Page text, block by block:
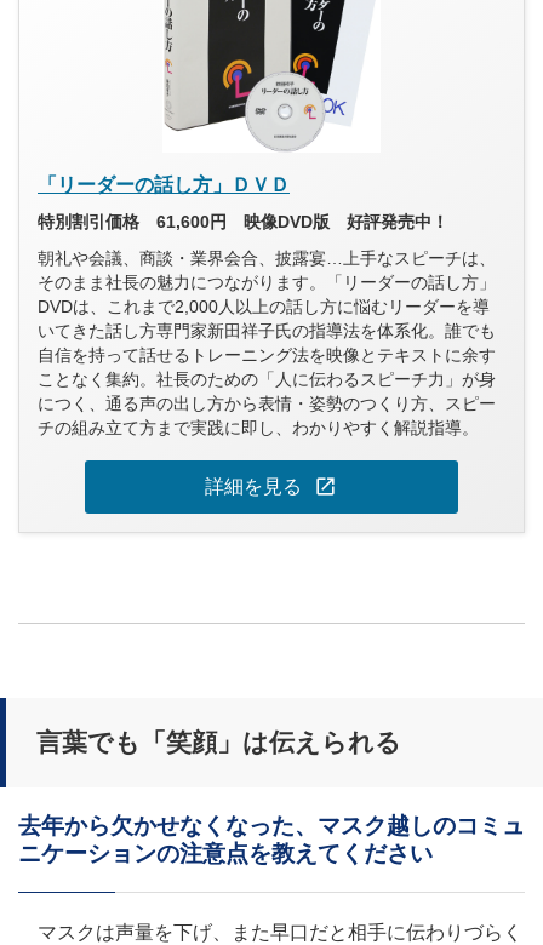
「リーダーの話し方」ＤＶＤ
特別割引価格 61,600円 映像DVD版 好評発売中！
朝礼や会議、商談・業界会合、披露宴…上手なスピーチは、
そのまま社長の魅力につながります。「リーダーの話し方」
DVDは、これまで2,000人以上の話し方に悩むリーダーを導
いてきた話し方専門家新田祥子氏の指導法を体系化。誰でも
自信を持って話せるトレーニング法を映像とテキストに余す
ことなく集約。社長のための「人に伝わるスピーチ力」が身
につく、通る声の出し方から表情・姿勢のつくり方、スピー
チの組み立て方まで実践に即し、わかりやすく解説指導。
詳細を見る open_in_new
言葉でも「笑顔」は伝えられる
去年から欠かせなくなった、マスク越しのコミュ
ニケーションの注意点を教えてください
マスクは声量を下げ、また早口だと相手に伝わりづらく